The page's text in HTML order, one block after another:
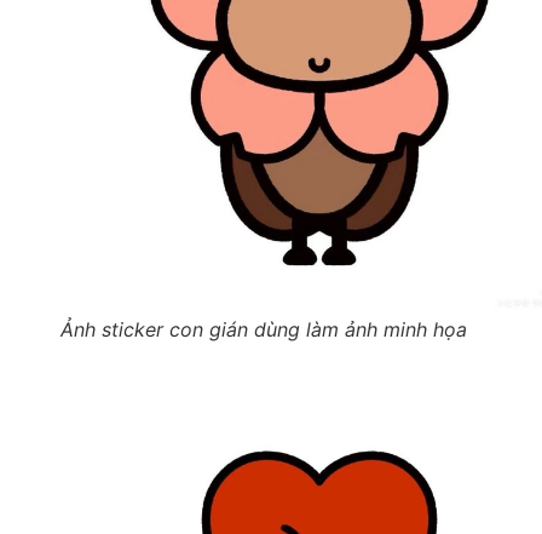
Ảnh sticker con gián dùng làm ảnh minh họa